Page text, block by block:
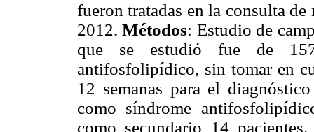
fueron tratadas en la consulta
2012.Métodos: Estudio de
que se estudió fue de 157
antifosfolipídico, sin tomar en
12 semanas para el
como síndrome
como secundario 14